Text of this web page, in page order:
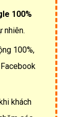
100%
nhiên.
100%,
khách